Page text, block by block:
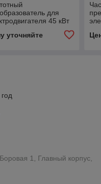
для
45 кВт
M680 380В, 3Ф 37-
75-92A)
уточняйте
55
1, Главный корпус,